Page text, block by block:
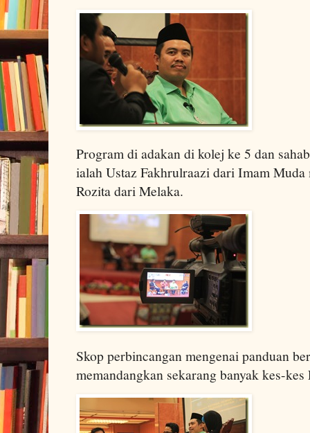
Program di adakan di kolej ke 5 dan
ialah Ustaz Fakhrulraazi dari Imam Muda
Rozita dari Melaka.
Skop perbincangan mengenai panduan
memandangkan sekarang banyak kes-